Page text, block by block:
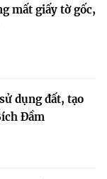
mất giấy tờ gốc,
dụng đất, tạo
Đầm